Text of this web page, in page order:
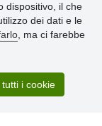
dispositivo, il che
dei dati e le
, ma ci farebbe
i cookie